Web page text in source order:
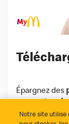
Épargnez des
contre des
profitez
Notre site utilise